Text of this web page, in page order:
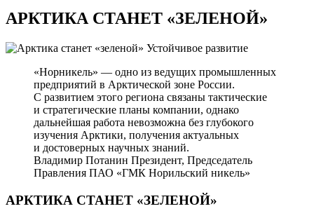
АРКТИКА СТАНЕТ «ЗЕЛЕНОЙ»
Устойчивое развитие
«Норникель» — одно из ведущих промышленных
предприятий в Арктической зоне России.
С развитием этого региона связаны тактические
и стратегические планы компании, однако
дальнейшая работа невозможна без глубокого
изучения Арктики, получения актуальных
и достоверных научных знаний.
Владимир Потанин Президент, Председатель
Правления ПАО «ГМК Норильский никель»
АРКТИКА СТАНЕТ «ЗЕЛЕНОЙ»